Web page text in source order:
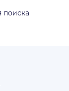
поиска